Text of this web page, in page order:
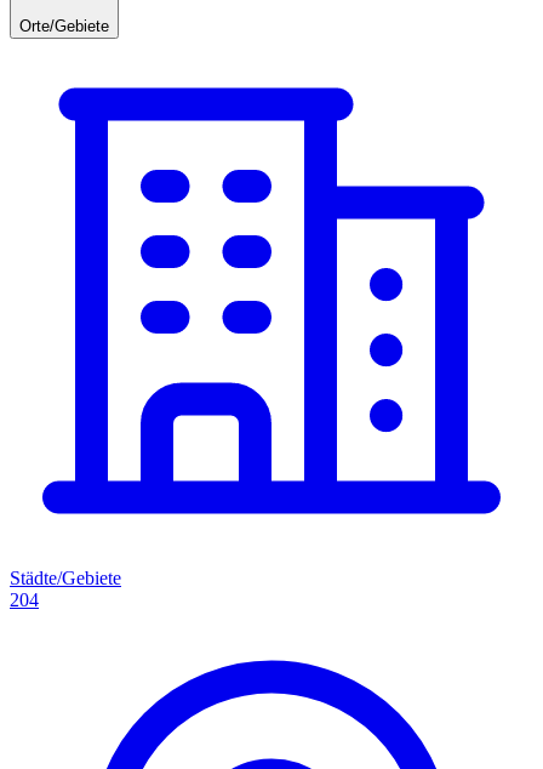
Orte/Gebiete
Städte/Gebiete
204